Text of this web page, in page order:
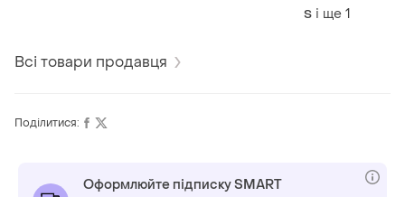
S і ще 1
Всі товари продавця
Поділитися:
Оформлюйте підписку SMART